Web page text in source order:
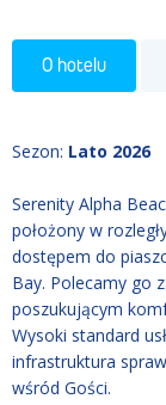
O hotelu
Sezon: Lato 2026
Serenity Alpha
położony w
dostępem do
Bay. Polecamy go
poszukującym
Wysoki standard
infrastruktura
wśród Gości.